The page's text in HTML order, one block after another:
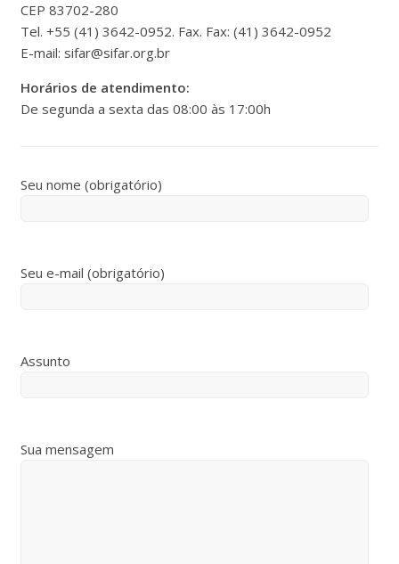
CEP 83702-280
Tel. +55 (41) 3642-0952. Fax. Fax: (41) 3642-0952
E-mail: sifar@sifar.org.br
Horários de atendimento:
De segunda a sexta das 08:00 às 17:00h
Seu nome (obrigatório)
Seu e-mail (obrigatório)
Assunto
Sua mensagem